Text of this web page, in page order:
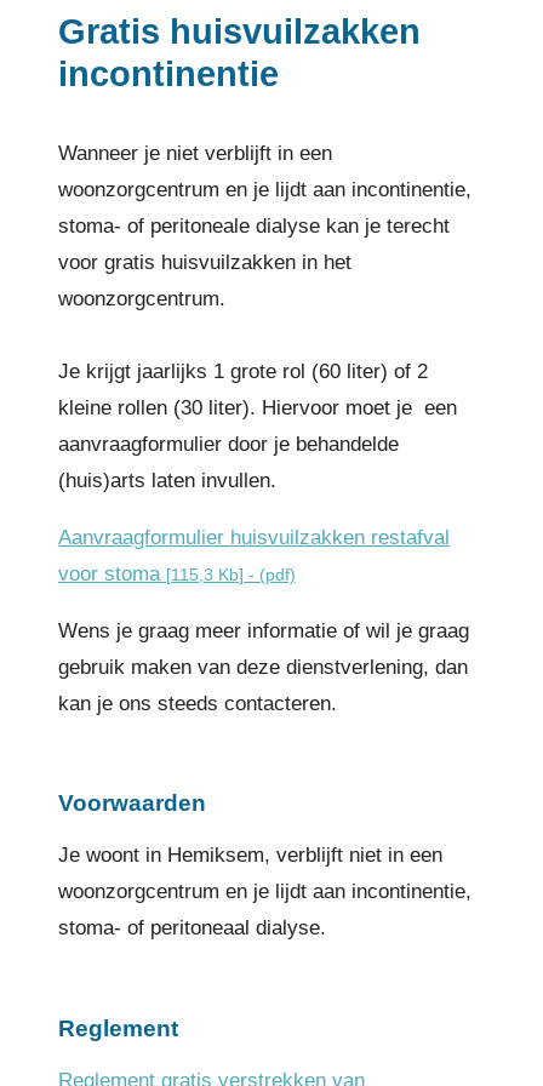
Gratis huisvuilzakken
incontinentie
Wanneer je niet verblijft in een
woonzorgcentrum en je lijdt aan incontinentie,
stoma- of peritoneale dialyse kan je terecht
voor gratis huisvuilzakken in het
woonzorgcentrum.
Je krijgt jaarlijks 1 grote rol (60 liter) of 2
kleine rollen (30 liter). Hiervoor moet je een
aanvraagformulier door je behandelde
(huis)arts laten invullen.
Aanvraagformulier huisvuilzakken restafval
voor stoma
115,3 Kb (pdf)
Wens je graag meer informatie of wil je graag
gebruik maken van deze dienstverlening, dan
kan je ons steeds contacteren.
Voorwaarden
Je woont in Hemiksem, verblijft niet in een
woonzorgcentrum en je lijdt aan incontinentie,
stoma- of peritoneaal dialyse.
Reglement
Reglement gratis verstrekken van